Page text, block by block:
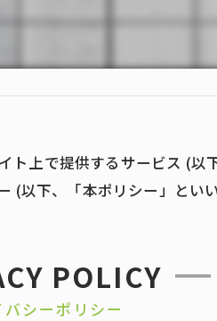
上で提供するサービス (以
以下、「本ポリシー」といい
バシーポリシー
POLICY